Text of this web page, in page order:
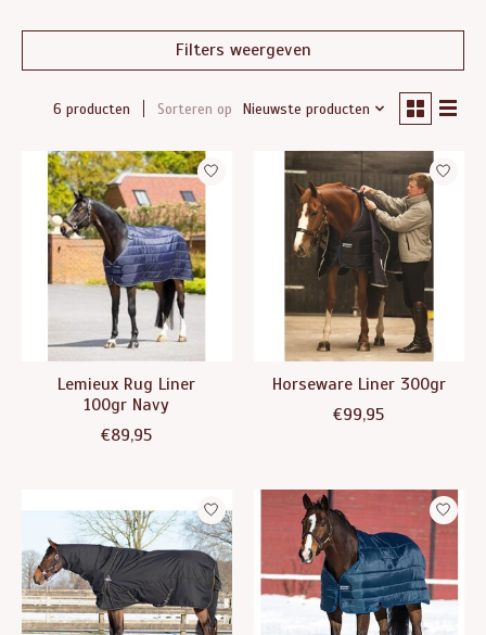
Filters weergeven
6 producten Sorteren op Nieuwste producten
Lemieux Rug Liner
100gr Navy
€89,95
Horseware Liner 300gr
€99,95